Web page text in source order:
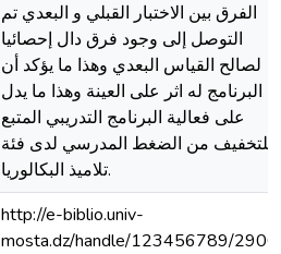
الفرق بين الاختبار القبلي و البعدي تم
التوصل إلى وجود فرق دال إحصائيا
لصالح القياس البعدي وهذا ما يؤكد أن
البرنامج له اثر على العينة وهذا ما يدل
على فعالية البرنامج التدريبي المتبع
للتخفيف من الضغط المدرسي لدى فئة
تلاميذ البكالوريا.
http://e-biblio.univ-
mosta.dz/handle/123456789/